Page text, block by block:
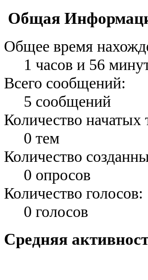
Общая
Общее время
1 часов и 56
Всего сообщений:
5 сообщений
Количество начатых
0 тем
Количество
0 опросов
Количество голосов:
0 голосов
Средняя